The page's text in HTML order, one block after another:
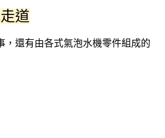
道
，還有由各式氣泡水機零件組成的